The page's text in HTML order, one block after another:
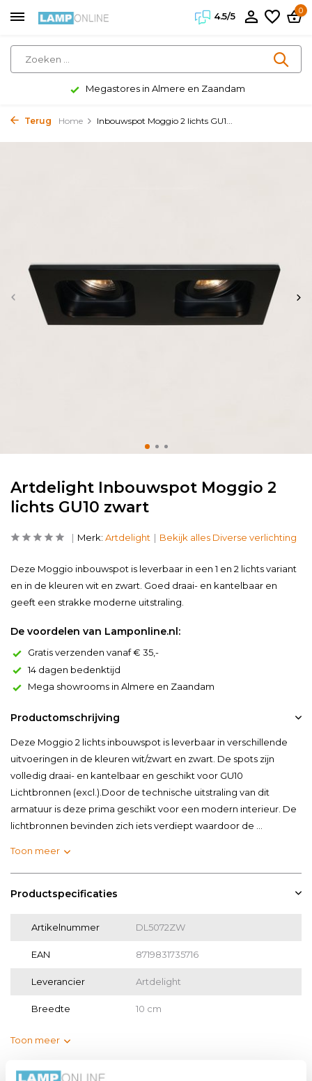
4.5/5
0
Megastores in Almere en Zaandam
Terug Home Inbouwspot Moggio 2 lichts GU1...
Artdelight Inbouwspot Moggio 2
lichts GU10 zwart
Merk: Artdelight Bekijk alles Diverse verlichting
Deze Moggio inbouwspot is leverbaar in een 1 en 2 lichts variant
en in de kleuren wit en zwart. Goed draai- en kantelbaar en
geeft een strakke moderne uitstraling.
De voordelen van Lamponline.nl:
Gratis verzenden vanaf € 35,-
14 dagen bedenktijd
Mega showrooms in Almere en Zaandam
Productomschrijving
Deze Moggio 2 lichts inbouwspot is leverbaar in verschillende
uitvoeringen in de kleuren wit/zwart en zwart. De spots zijn
volledig draai- en kantelbaar en geschikt voor GU10
Lichtbronnen (excl.).Door de technische uitstraling van dit
armatuur is deze prima geschikt voor een modern interieur. De
lichtbronnen bevinden zich iets verdiept waardoor de ...
Toon meer
Productspecificaties
Artikelnummer DL5072ZW
EAN 8719831735716
Leverancier Artdelight
Breedte 10 cm
Toon meer